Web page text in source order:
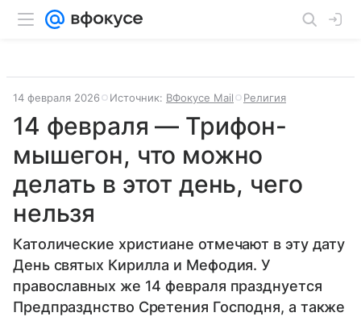
14 февраля 2026 Источник: ВФокусе Mail Религия
14 февраля — Трифон-
мышегон, что можно
делать в этот день, чего
нельзя
Католические христиане отмечают в эту дату
День святых Кирилла и Мефодия. У
православных же 14 февраля празднуется
Предпразднство Сретения Господня, а также